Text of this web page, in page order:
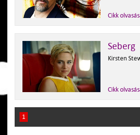
Cikk
Seberg
Kirsten
Cikk
1